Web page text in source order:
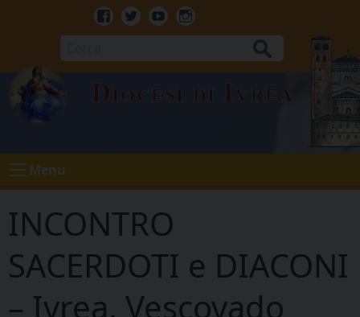
Facebook
TwitterYoutubeInstagram
Diocesi di Ivrea
Menu
INCONTRO
SACERDOTI e DIACONI
– Ivrea, Vescovado